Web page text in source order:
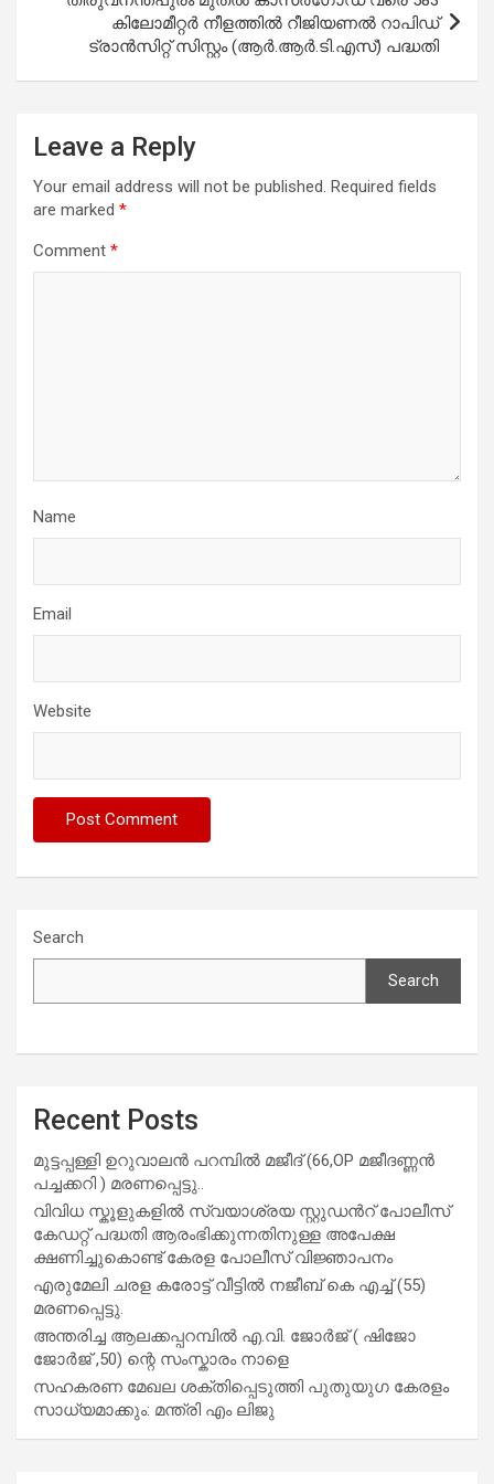
k
p
കിലോമീറ്റർ നീളത്തിൽ റീജിയണൽ റാപിഡ്
ട്രാൻസിറ്റ് സിസ്റ്റം (ആർ.ആർ.ടി.എസ്) പദ്ധതി
Leave a Reply
Your email address will not be published. Required fields
are marked *
Comment *
Name
Email
Website
Search
Search
Recent Posts
മുട്ടപ്പള്ളി ഉറുവാലൻ പറമ്പിൽ മജീദ് (66,OP മജീദണ്ണൻ
പച്ചക്കറി ) മരണപ്പെട്ടു..
വിവിധ സ്കൂളുകളില്‍ സ്വയാശ്രയ സ്റ്റുഡന്‍റ് പോലീസ്
കേഡറ്റ് പദ്ധതി ആരംഭിക്കുന്നതിനുള്ള അപേക്ഷ
ക്ഷണിച്ചുകൊണ്ട് കേരള പോലീസ് വിജ്ഞാപനം
എരുമേലി ചരള കരോട്ട് വീട്ടിൽ നജീബ് കെ എച്ച് (55)
മരണപ്പെട്ടു.
അന്തരിച്ച ആ​ല​ക്ക​പ്പ​റമ്പിൽ​ എ.​വി. ജോ​ർ​ജ് ( ഷിജോ
ജോർജ് ,50) ന്റെ സംസ്കാരം നാളെ
സഹകരണ മേഖല ശക്തിപ്പെടുത്തി പുതുയുഗ കേരളം
സാധ്യമാക്കും: മന്ത്രി എം ലിജു